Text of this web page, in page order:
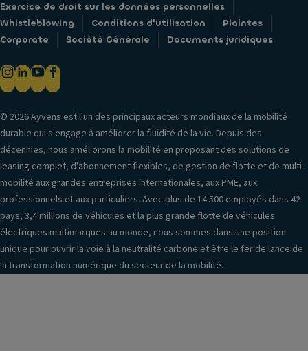
Exercice de droit sur les données personnelles
Whistleblowing
Conditions d'utilisation
Plaintes
Corporate
Société Générale Documents juridiques
© 2026 Ayvens est l'un des principaux acteurs mondiaux de la mobilité
durable qui s'engage à améliorer la fluidité de la vie. Depuis des
décennies, nous améliorons la mobilité en proposant des solutions de
leasing complet, d'abonnement flexibles, de gestion de flotte et de multi-
mobilité aux grandes entreprises internationales, aux PME, aux
professionnels et aux particuliers. Avec plus de 14 500 employés dans 42
pays, 3,4 millions de véhicules et la plus grande flotte de véhicules
électriques multimarques au monde, nous sommes dans une position
unique pour ouvrir la voie à la neutralité carbone et être le fer de lance de
la transformation numérique du secteur de la mobilité.